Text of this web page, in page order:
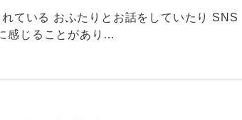
ている おふたりとお話をしていたり SNS
感じることがあり…